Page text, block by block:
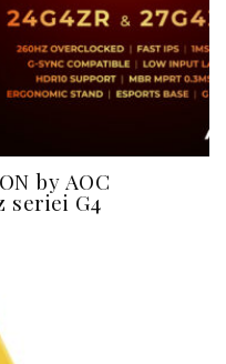
by AOC
seriei G4